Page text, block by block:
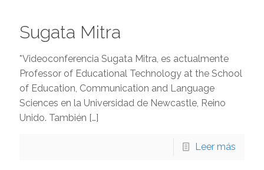
Sugata Mitra
*Videoconferencia Sugata Mitra, es actualmente
Professor of Educational Technology at the School
of Education, Communication and Language
Sciences en la Universidad de Newcastle, Reino
Unido. También […]
Leer más